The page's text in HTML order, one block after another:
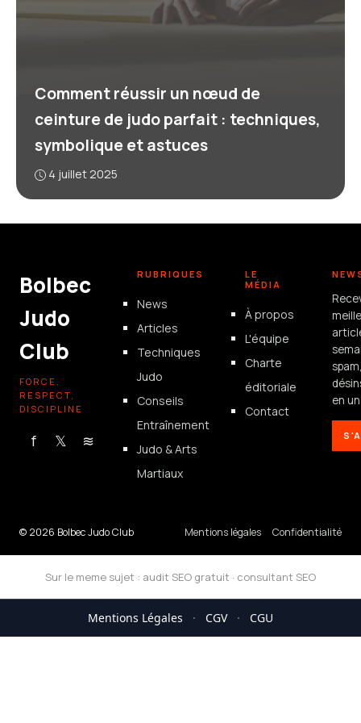
Comment réussir un nœud de
ceinture de judo parfait : techniques,
symbolique et astuces
4 juillet 2025
Bolbec
Judo
Club
FORCE,
RESPECT,
DISCIPLINE
f 𝕏 ≋
RUBRIQUES
News
Articles
Techniques
Judo
Conseils
Entraînement
Judo & Arts
Martiaux
LE
MÉDIA
À propos
L'équipe
Charte
éditoriale
Contact
en
© 2026 Bolbec Judo Club Mentions légales Confidentialité
Sur le meme sujet : audit SEO gratuit · consultant SEO
Mentions Légales · CGV · CGU